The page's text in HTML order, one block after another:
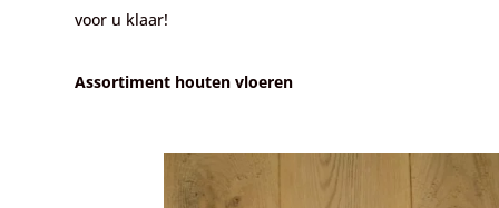
voor u klaar!
Assortiment houten vloeren